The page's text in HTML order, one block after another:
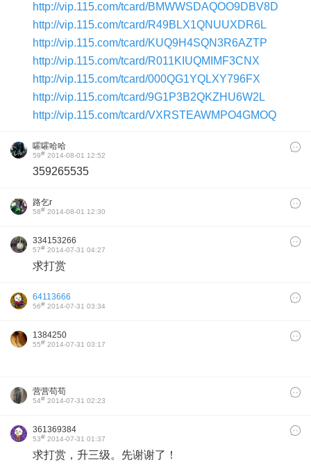
http://vip.115.com/tcard/BMWWSDAQOO9DBV8D
http://vip.115.com/tcard/R49BLX1QNUUXDR6L
http://vip.115.com/tcard/KUQ9H4SQN3R6AZTP
http://vip.115.com/tcard/R011KIUQMIMF3CNX
http://vip.115.com/tcard/000QG1YQLXY796FX
http://vip.115.com/tcard/9G1P3B2QKZHU6W2L
http://vip.115.com/tcard/VXRSTEAWMPO4GMOQ
嚯嚯哈哈
59# 2014-08-01 12:52
359265535
路乞r
58# 2014-08-01 12:30
334153266
57# 2014-07-31 04:27
求打赏
64113666
56# 2014-07-31 03:34
1384250
55# 2014-07-31 03:17
营营苟苟
54# 2014-07-31 02:23
361369384
53# 2014-07-31 01:37
求打赏，升三级。 先谢谢了！